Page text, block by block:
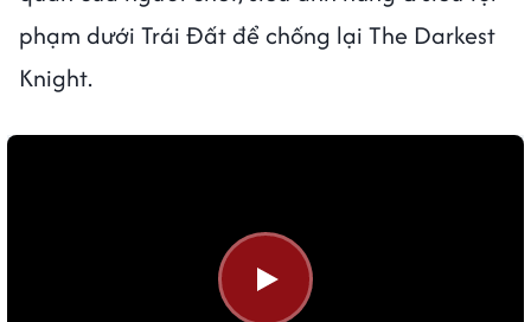
phạm dưới Trái Đất để chống lại The Darkest
Knight.